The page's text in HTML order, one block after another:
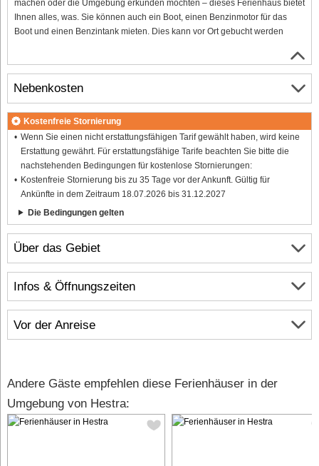
machen oder die Umgebung erkunden möchten – dieses Ferienhaus bietet
Ihnen alles, was. Sie können auch ein Boot, einen Benzinmotor für das
Boot und einen Benzintank mieten. Dies kann vor Ort gebucht werden
Über das Gebiet
Infos & Öffnungszeiten
Vor der Anreise
Nebenkosten
Kostenfreie Stornierung
Wenn Sie einen nicht erstattungsfähigen Tarif gewählt haben, wird keine
Erstattung gewährt. Für erstattungsfähige Tarife beachten Sie bitte die
nachstehenden Bedingungen für kostenlose Stornierungen:
Kostenfreie Stornierung bis zu 35 Tage vor der Ankunft. Gültig für
Ankünfte in dem Zeitraum 18.07.2026 bis 31.12.2027
Die Bedingungen gelten
Andere Gäste empfehlen diese Ferienhäuser in der
Umgebung von Hestra: